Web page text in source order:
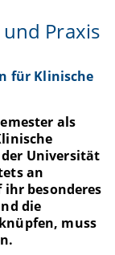
Praxis
für Klinische
als
Universität
an
besonderes
die
muss